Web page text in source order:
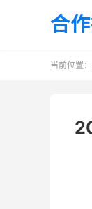
合
当前位置：